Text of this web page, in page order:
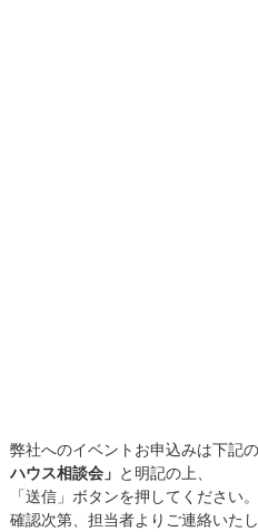
弊社へのイベントお申込みは下記
ハウス相談会」 と明記の上、
「送信」ボタンを押してください。
確認次第、担当者よりご連絡いたし